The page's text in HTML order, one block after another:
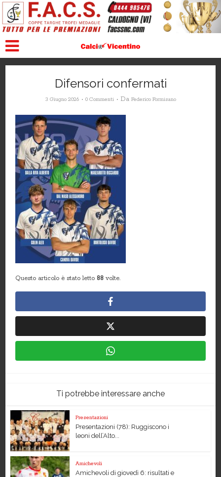
Difensori confermati
3 Giugno 2026 0 Commenti Da Federico Formisano
Questo articolo è stato letto 88 volte.
Ti potrebbe interessare anche
Presentazioni
Presentazioni (78): Ruggiscono i
leoni dell’Alto...
Amichevoli
Amichevoli di giovedì 6: risultati e